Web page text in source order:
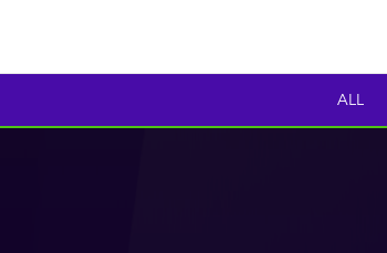
ALL